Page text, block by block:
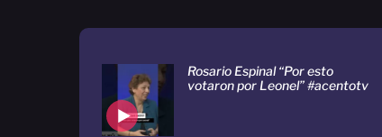
Rosario Espinal “Por esto
votaron por Leonel” #acentotv